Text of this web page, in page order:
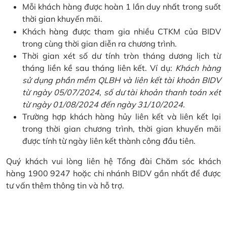
Mỗi khách hàng được hoàn 1 lần duy nhất trong suốt
thời gian khuyến mãi.
Khách hàng được tham gia nhiều CTKM của BIDV
trong cùng thời gian diễn ra chương trình.
Thời gian xét số dư tính tròn tháng dương lịch từ
tháng liền kề sau tháng liên kết. Ví dụ: Khách hàng
sử dụng phần mềm QLBH và liên kết tài khoản BIDV
từ ngày 05/07/2024, số dư tài khoản thanh toán xét
từ ngày 01/08/2024 đến ngày 31/10/2024.
Trường hợp khách hàng hủy liên kết và liên kết lại
trong thời gian chương trình, thời gian khuyến mãi
được tính từ ngày liên kết thành công đầu tiên.
Quý khách vui lòng liên hệ Tổng đài Chăm sóc khách
hàng 1900 9247 hoặc chi nhánh BIDV gần nhất để được
tư vấn thêm thông tin và hỗ trợ.